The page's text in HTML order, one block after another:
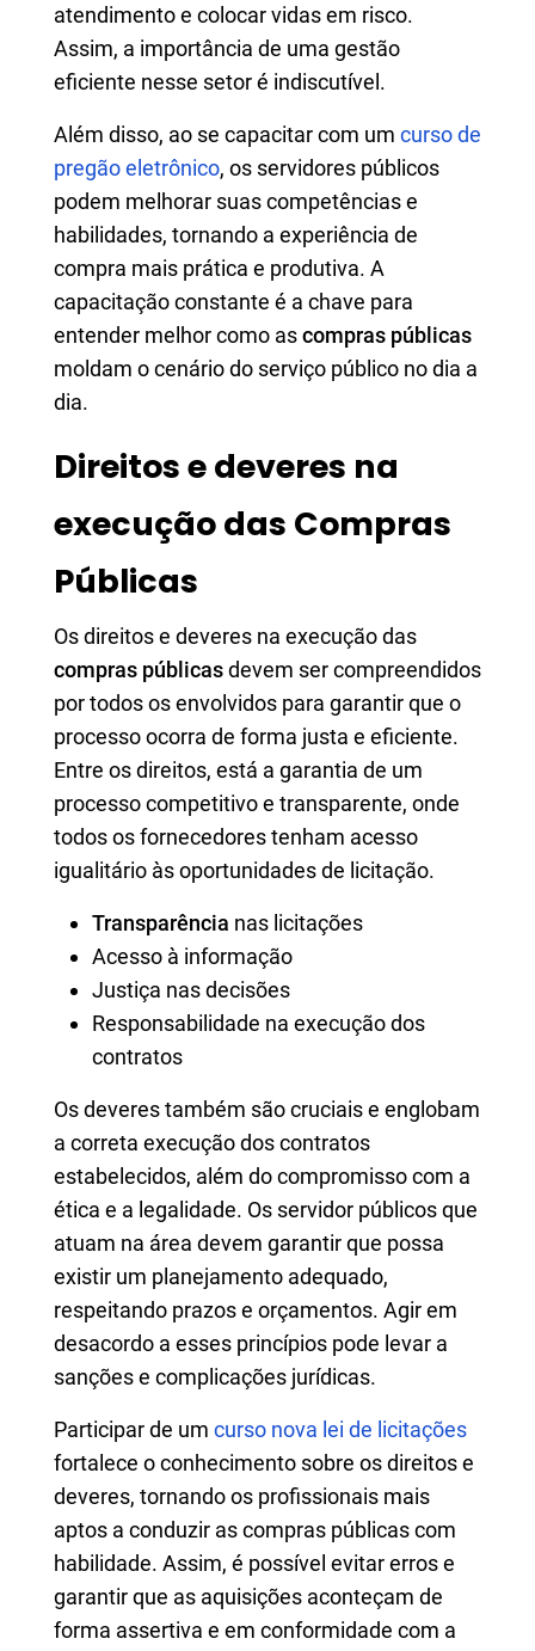
atendimento e colocar vidas em risco.
Assim, a importância de uma gestão
eficiente nesse setor é indiscutível.
Além disso, ao se capacitar com um curso de
pregão eletrônico, os servidores públicos
podem melhorar suas competências e
habilidades, tornando a experiência de
compra mais prática e produtiva. A
capacitação constante é a chave para
entender melhor como ascompras públicas
moldam o cenário do serviço público no dia a
dia.
Direitos e deveres na
execução das Compras
Públicas
Os direitos e deveres na execução das
compras públicasdevem ser compreendidos
por todos os envolvidos para garantir que o
processo ocorra de forma justa e eficiente.
Entre os direitos, está a garantia de um
processo competitivo e transparente, onde
todos os fornecedores tenham acesso
igualitário às oportunidades de licitação.
Transparência nas licitações
Acesso à informação
Justiça nas decisões
Responsabilidade na execução dos
contratos
Os deveres também são cruciais e englobam
a correta execução dos contratos
estabelecidos, além do compromisso com a
ética e a legalidade. Os servidor públicos que
atuam na área devem garantir que possa
existir um planejamento adequado,
respeitando prazos e orçamentos. Agir em
desacordo a esses princípios pode levar a
sanções e complicações jurídicas.
Participar de um curso nova lei de licitações
fortalece o conhecimento sobre os direitos e
deveres, tornando os profissionais mais
aptos a conduzir as compras públicas com
habilidade. Assim, é possível evitar erros e
garantir que as aquisições aconteçam de
forma assertiva e em conformidade com a